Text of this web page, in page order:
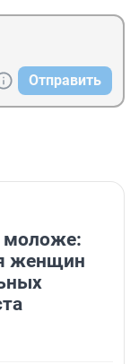
Отправить
моложе:
женщин